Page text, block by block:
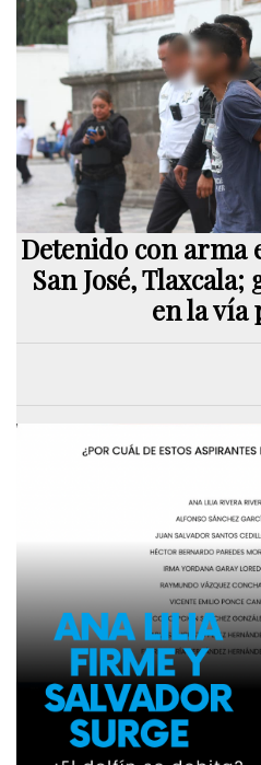
Detenido con arma
San José,
en la vía